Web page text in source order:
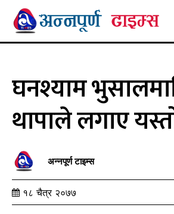
घनश्याम
थापाले लगाए
अन्नपूर्ण टाइम्स
१८ चैत्र २०७७